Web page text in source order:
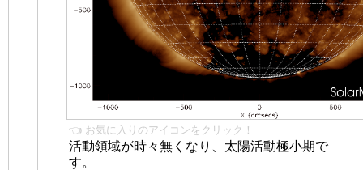
👈 お気に入りのアイコンをクリック！
活動領域が時々無くなり、太陽活動極小期で
す。